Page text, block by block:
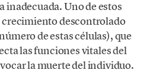
inadecuada. Uno de estos
descontrolado
de estas células), que
las funciones vitales del
la muerte del individuo.